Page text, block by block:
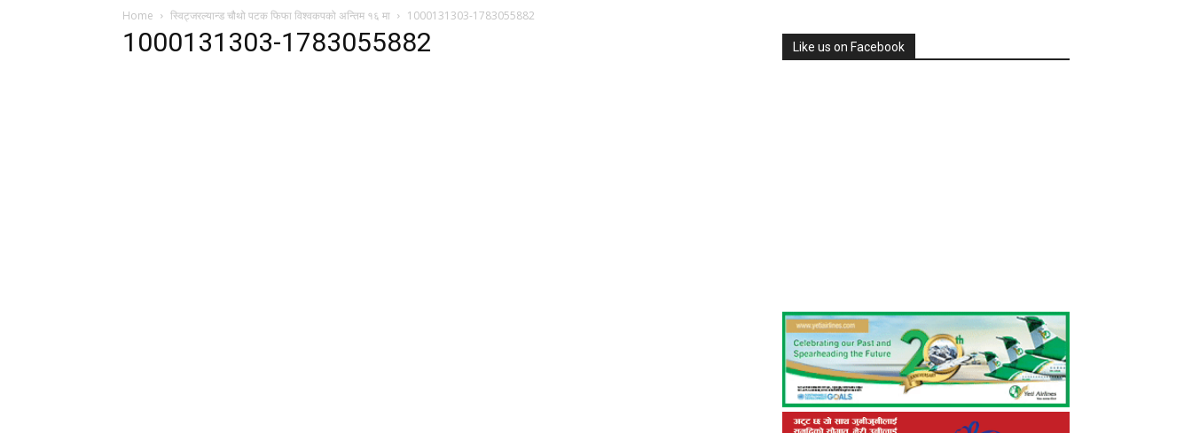
Home स्विट्जरल्यान्ड चौथो पटक फिफा विश्वकपको अन्तिम १६ मा 1000131303-1783055882
1000131303-1783055882 Like us on Facebook